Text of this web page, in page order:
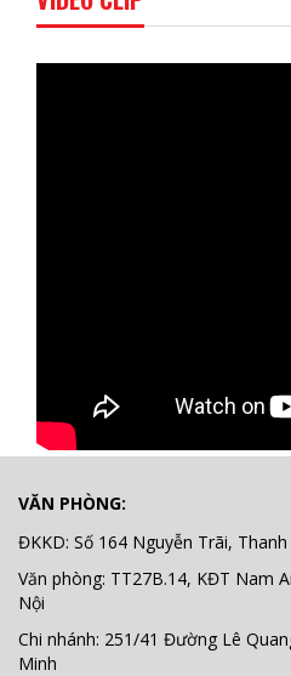
VĂN PHÒNG:
ĐKKD: Số 164 Nguyễn Trãi,
Văn phòng: TT27B.14, KĐT Nam
Nội
Chi nhánh: 251/41 Đường Lê
Minh